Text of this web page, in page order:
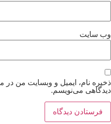
وب‌ سایت
ذخیره نام، ایمیل و وبسایت من در
دیدگاهی می‌نویسم.